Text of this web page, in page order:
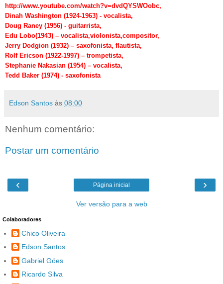
http://www.youtube.com/watch?v=dvdQYSWOobc,
Dinah Washington (1924-1963) - vocalista,
Doug Raney (1956) - guitarrista,
Edu Lobo(1943) – vocalista,violonista,compositor,
Jerry Dodgion (1932) – saxofonista, flautista,
Rolf Ericson (1922-1997) – trompetista,
Stephanie Nakasian (1954) – vocalista,
Tedd Baker (1974) - saxofonista
Edson Santos às 08:00
Nenhum comentário:
Postar um comentário
‹ ›
Página inicial
Ver versão para a web
Colaboradores
Chico Oliveira
Edson Santos
Gabriel Góes
Ricardo Silva